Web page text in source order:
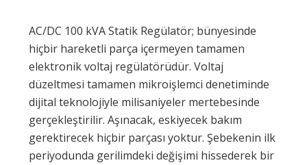
AC/DC 100 kVA Statik Regülatör; bünyesinde
hiçbir hareketli parça içermeyen tamamen
elektronik voltaj regülatörüdür. Voltaj
düzeltmesi tamamen mikroişlemci denetiminde
dijital teknolojiyle milisaniyeler mertebesinde
gerçekleştirilir. Aşınacak, eskiyecek bakım
gerektirecek hiçbir parçası yoktur. Şebekenin ilk
periyodunda gerilimdeki değişimi hissederek bir